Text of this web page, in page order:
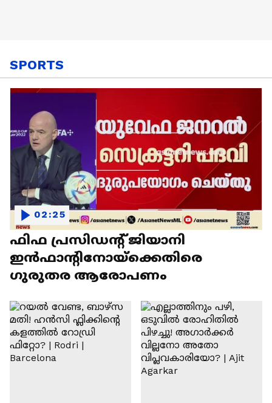
SPORTS
ഫിഫ പ്രസിഡന്റ് ജിയാനി
ഇൻഫാന്റിനോയ്‌ക്കെതിരെ
ഗുരുതര ആരോപണം
02:25